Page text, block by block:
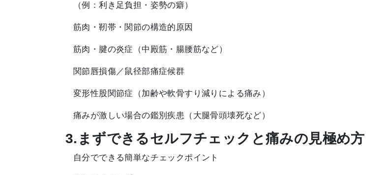
（例：利き足負担・姿勢の癖）
筋肉・靭帯・関節の構造的原因
筋肉・腱の炎症（中殿筋・腸腰筋など）
関節唇損傷／鼠径部痛症候群
変形性股関節症（加齢や軟骨すり減りによる痛み）
痛みが激しい場合の鑑別疾患（大腿骨頭壊死など）
3.まずできるセルフチェックと痛みの見極め方
自分でできる簡単なチェックポイント